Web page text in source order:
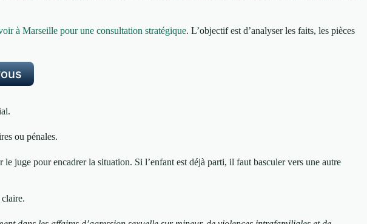
à Marseille pour une consultation stratégique. L’objectif est d’analyser les faits, les pièces
ou pénales.
juge pour encadrer la situation. Si l’enfant est déjà parti, il faut basculer vers une autre